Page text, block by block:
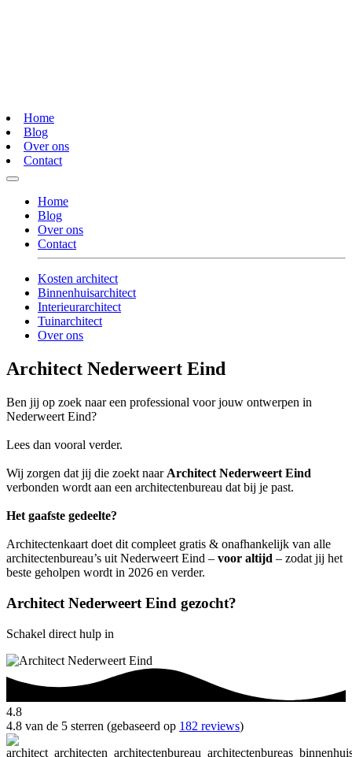
Home
Blog
Over ons
Contact
Home
Blog
Over ons
Contact
Kosten architect
Binnenhuisarchitect
Interieurarchitect
Tuinarchitect
Over ons
Architect Nederweert Eind
Ben jij op zoek naar een professional voor jouw ontwerpen in
Nederweert Eind?
Lees dan vooral verder.
Wij zorgen dat jij die zoekt naar Architect Nederweert Eind
verbonden wordt aan een architectenbureau dat bij je past.
Het gaafste gedeelte?
Architectenkaart doet dit compleet gratis & onafhankelijk van alle
architectenbureau’s uit Nederweert Eind – voor altijd – zodat jij het
beste geholpen wordt in 2026 en verder.
Architect Nederweert Eind gezocht?
Schakel direct hulp in
4.8
4.8 van de 5 sterren (gebaseerd op 182 reviews)